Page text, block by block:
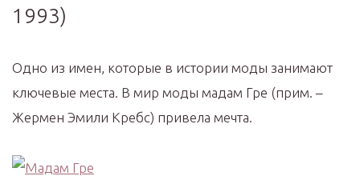
1993)
Одно из имен, которые в истории моды занимают
ключевые места. В мир моды мадам Гре (прим. –
Жермен Эмили Кребс) привела мечта.